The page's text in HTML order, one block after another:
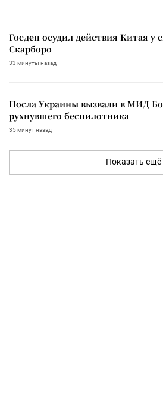
Госдеп осудил действия Китая у
Скарборо
33 минуты назад
Посла Украины вызвали в МИД
рухнувшего беспилотника
35 минут назад
Показать ещё